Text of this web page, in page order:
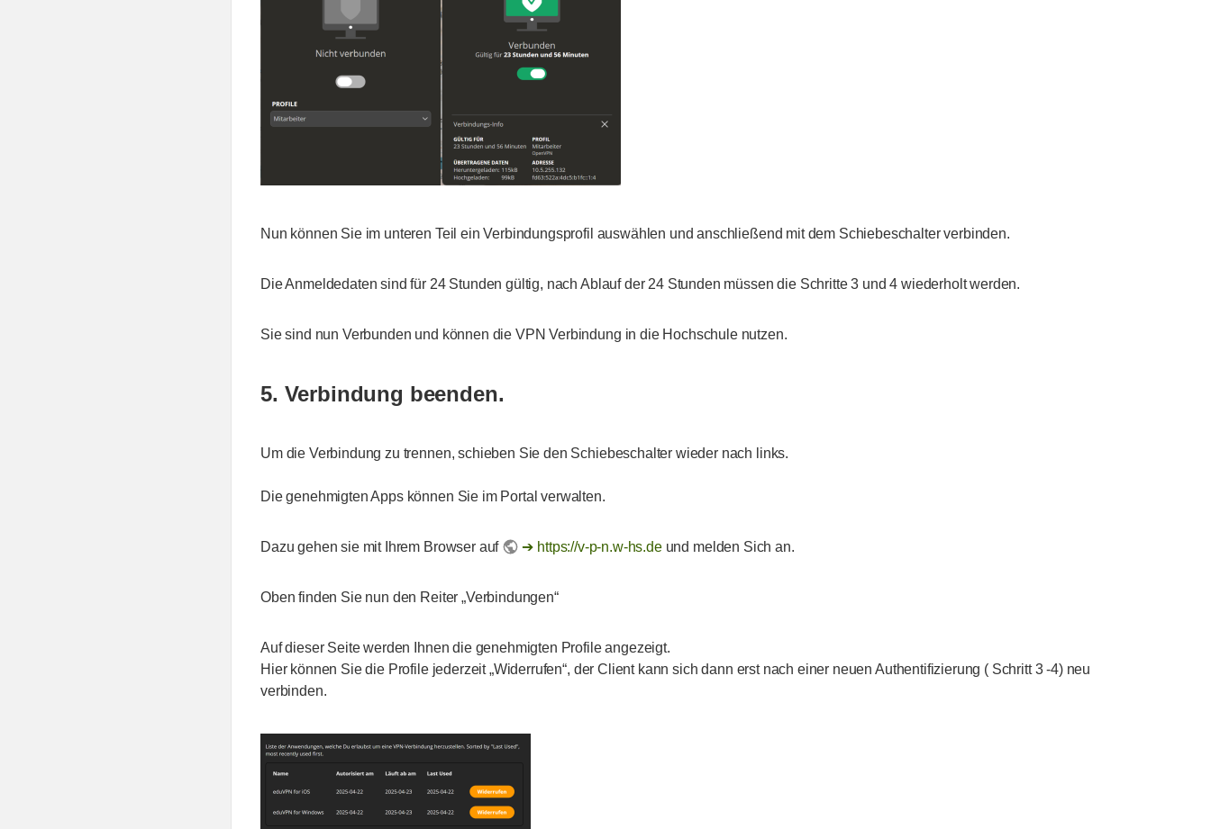
Nun können Sie im unteren Teil ein Verbindungsprofil auswählen und anschließend mit dem Schiebeschalter verbinden.
Die Anmeldedaten sind für 24 Stunden gültig, nach Ablauf der 24 Stunden müssen die Schritte 3 und 4 wiederholt werden.
Sie sind nun Verbunden und können die VPN Verbindung in die Hochschule nutzen.
5. Verbindung beenden.
Um die Verbindung zu trennen, schieben Sie den Schiebeschalter wieder nach links.
Die genehmigten Apps können Sie im Portal verwalten.
Dazu gehen sie mit Ihrem Browser auf https://v-p-n.w-hs.deund melden Sich an.
Oben finden Sie nun den Reiter „Verbindungen“
Auf dieser Seite werden Ihnen die genehmigten Profile angezeigt.
Hier können Sie die Profile jederzeit „Widerrufen“, der Client kann sich dann erst nach einer neuen Authentifizierung ( Schritt 3 -4) neu
verbinden.